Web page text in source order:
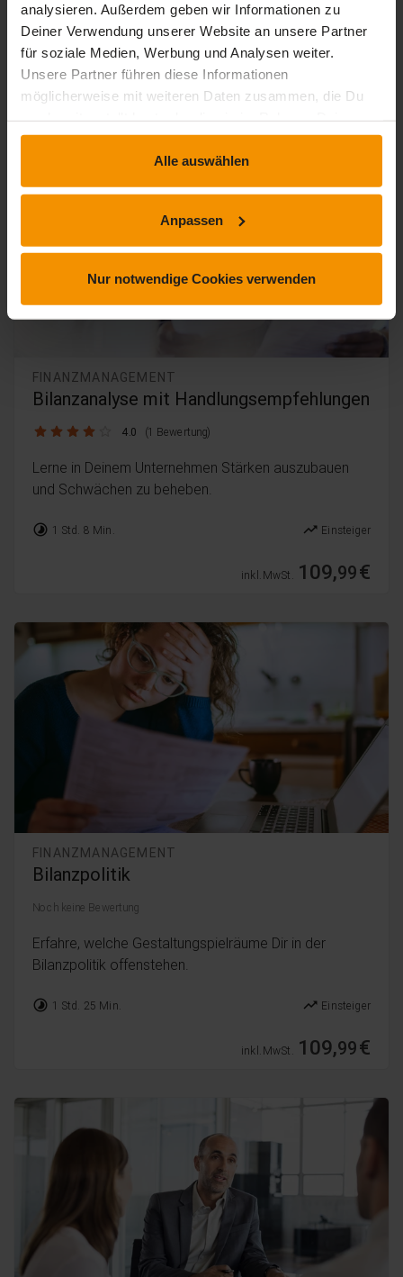
analysieren. Außerdem geben wir Informationen zu
Deiner Verwendung unserer Website an unsere Partner
für soziale Medien, Werbung und Analysen weiter.
Unsere Partner führen diese Informationen
möglicherweise mit weiteren Daten zusammen, die Du
Nutzung der Dienste gesammelt haben.
Alle auswählen
Anpassen
Nur notwendige Cookies verwenden
Lerne richtig mit Betriebsausgaben umzugehen.
timelapse 1 Std. 16 Min. trending_up Einsteiger
inkl. MwSt. 109,99€
FINANZMANAGEMENT
Bilanzanalyse mit Handlungsempfehlungen
4.0 / 5 4.0 (1 Bewertung)
Lerne in Deinem Unternehmen Stärken auszubauen
und Schwächen zu beheben.
timelapse 1 Std. 8 Min. trending_up Einsteiger
inkl. MwSt. 109,99€
FINANZMANAGEMENT
Bilanzpolitik
Noch keine Bewertung
Erfahre, welche Gestaltungspielräume Dir in der
Bilanzpolitik offenstehen.
timelapse 1 Std. 25 Min. trending_up Einsteiger
inkl. MwSt. 109,99€